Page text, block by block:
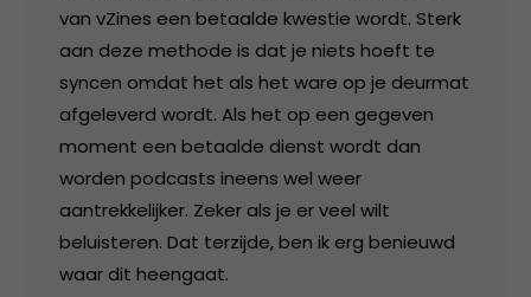
van vZines een betaalde kwestie wordt. Sterk
aan deze methode is dat je niets hoeft te
syncen omdat het als het ware op je deurmat
afgeleverd wordt. Als het op een gegeven
moment een betaalde dienst wordt dan
worden podcasts ineens wel weer
aantrekkelijker. Zeker als je er veel wilt
beluisteren. Dat terzijde, ben ik erg benieuwd
waar dit heengaat.